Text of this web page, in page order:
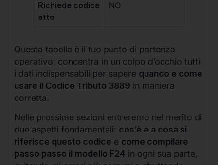
Richiede codice
atto
NO
Questa tabella è il tuo punto di partenza
operativo: concentra in un colpo d’occhio tutti
i dati indispensabili per sapere quando e come
usare il Codice Tributo 3889 in maniera
corretta.
Nelle prossime sezioni entreremo nel merito di
due aspetti fondamentali: cos’è e a cosa si
riferisce questo codice e come compilare
passo passo il modello F24 in ogni sua parte,